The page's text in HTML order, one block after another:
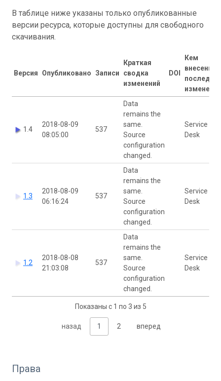
В таблице ниже указаны только опубликованные
версии ресурса, которые доступны для свободного
скачивания.
Версия Опубликовано Записи
Краткая
сводка
изменений
DOI
Кем
внесены
изменения
1.4
2018-08-09
08:05:00
537
Data
remains the
same.
Source
configuration
changed.
Service
Desk
1.3
2018-08-09
06:16:24
537
Data
remains the
same.
Source
configuration
changed.
Service
Desk
1.2
2018-08-08
21:03:08
537
Data
remains the
same.
Source
configuration
changed.
Service
Desk
Показаны с 1 по 3 из 5
назад 1 2 вперед
Права